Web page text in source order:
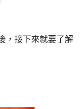
，接下來就要了解